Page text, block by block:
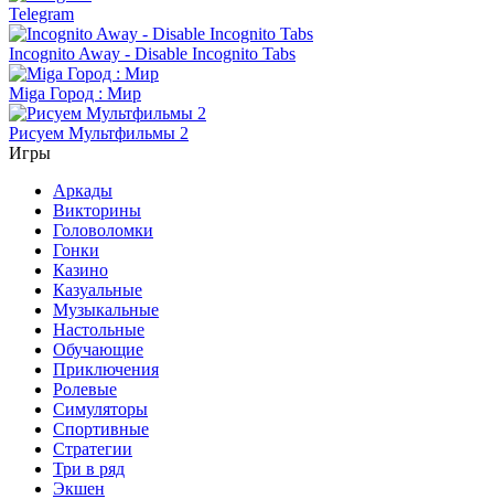
Telegram
Incognito Away - Disable Incognito Tabs
Miga Город : Мир
Рисуем Мультфильмы 2
Игры
Аркады
Викторины
Головоломки
Гонки
Казино
Казуальные
Музыкальные
Настольные
Обучающие
Приключения
Ролевые
Симуляторы
Спортивные
Стратегии
Три в ряд
Экшен